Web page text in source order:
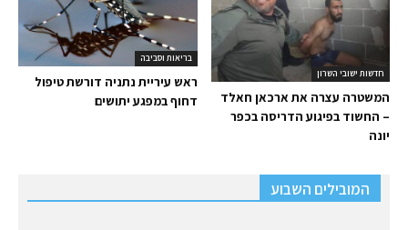
בריאות וסביבה
ראש עיריית נתניה דורשת טיפול
דחוף במפגע יתושים
חדשות ישובי השרון
המשטרה עצרה את ארכאן חאלד
– החשוד בפיגוע הדריסה בכפר
יונה
המובילים השבוע